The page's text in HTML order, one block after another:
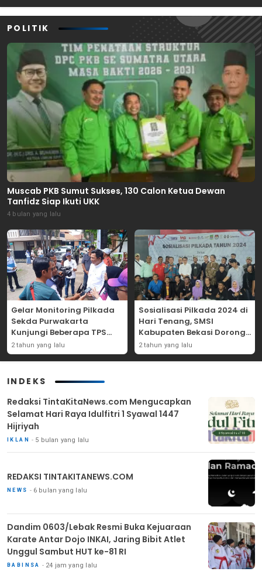
POLITIK
Muscab PKB Sumut Sukses, 130 Calon Ketua Dewan
Tanfidz Siap Ikuti UKK
4 bulan yang lalu
Gelar Monitoring Pilkada
Sekda Purwakarta
Kunjungi Beberapa TPS
Yang Ada Di Purwakarta
2 tahun yang lalu
Sosialisasi Pilkada 2024 di
Hari Tenang, SMSI
Kabupaten Bekasi Dorong
Angka Partisipasi
Masyarakat
2 tahun yang lalu
INDEKS
Redaksi TintaKitaNews.com Mengucapkan
Selamat Hari Raya Idulfitri 1 Syawal 1447
Hijriyah
IKLAN 5 bulan yang lalu
REDAKSI TINTAKITANEWS.COM
NEWS 6 bulan yang lalu
Dandim 0603/Lebak Resmi Buka Kejuaraan
Karate Antar Dojo INKAI, Jaring Bibit Atlet
Unggul Sambut HUT ke-81 RI
BABINSA 24 jam yang lalu